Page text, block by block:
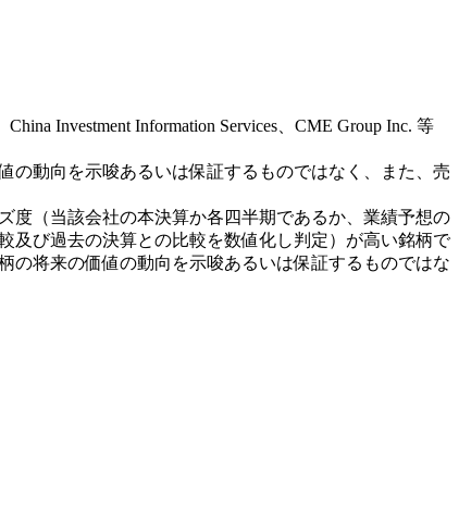
Investment Information Services、CME Group Inc. 等
の動向を示唆あるいは保証するものではなく、また、売
度（当該会社の本決算か各四半期であるか、業績予想の
及び過去の決算との比較を数値化し判定）が高い銘柄で
の将来の価値の動向を示唆あるいは保証するものではな